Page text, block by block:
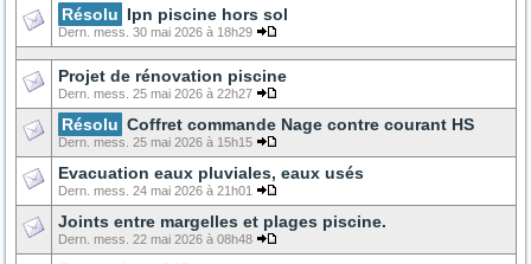
Résolu Ipn piscine hors sol
Dern. mess. 30 mai 2026 à 18h29
Projet de rénovation piscine
Dern. mess. 25 mai 2026 à 22h27
Résolu Coffret commande Nage contre courant HS
Dern. mess. 25 mai 2026 à 15h15
Evacuation eaux pluviales, eaux usés
Dern. mess. 24 mai 2026 à 21h01
Joints entre margelles et plages piscine.
Dern. mess. 22 mai 2026 à 08h48